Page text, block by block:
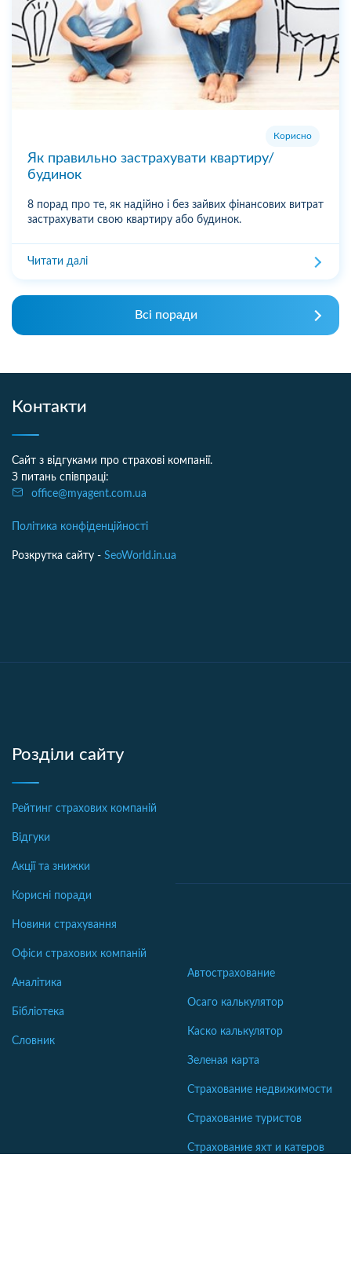
Корисно
Як правильно застрахувати квартиру/
будинок
8 порад про те, як надійно і без зайвих фінансових витрат
застрахувати свою квартиру або будинок.
Читати далі
Всі поради
Контакти
Сайт з відгуками про страхові компанії.
З питань співпраці:
office@myagent.com.ua
Політика конфіденційності
Розкрутка сайту - SeoWorld.in.ua
Розділи сайту
Рейтинг страхових компаній
Відгуки
Акції та знижки
Корисні поради
Новини страхування
Офіси страхових компаній
Аналітика
Бібліотека
Словник
Автострахование
Осаго калькулятор
Каско калькулятор
Зеленая карта
Страхование недвижимости
Страхование туристов
Страхование яхт и катеров